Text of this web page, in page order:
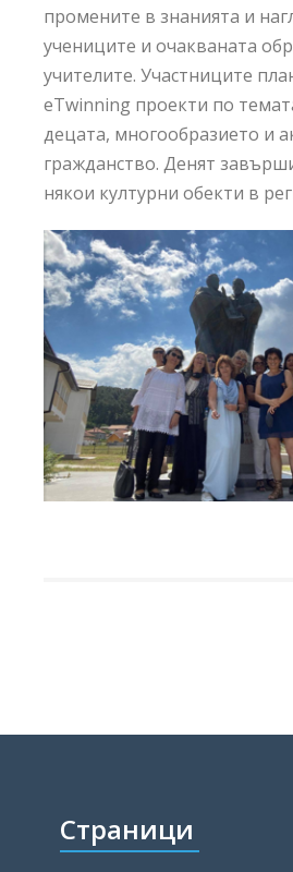
промените в знанията и
учениците и очакваната
учителите. Участниците
eTwinning проекти по
децата, многообразието и
гражданство. Денят
някои културни обекти в
Страници